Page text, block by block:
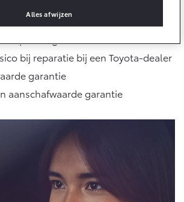
OOK ALS BATTERIJ-
ELEKTRISCH
Vanaf € 27.945,-
Proace Verso
BATTERIJ-ELEKTRISCH
in één oogopslag
bij reparatie bij een Toyota-dealer
garantie
aanschafwaarde garantie
Alles afwijzen